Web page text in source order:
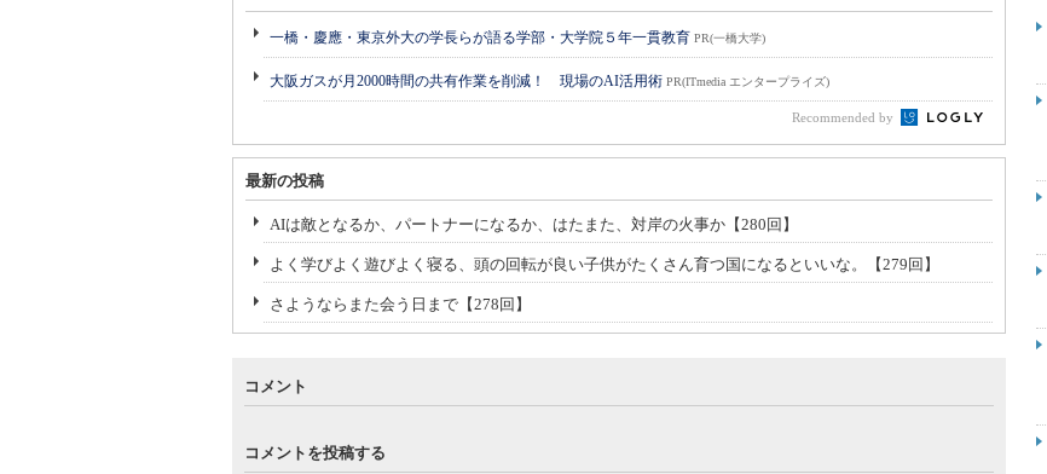
一橋・慶應・東京外大の学長らが語る学部・大学院５年一貫教育 PR(一橋大学)
大阪ガスが月2000時間の共有作業を削減！ 現場のAI活用術 PR(ITmedia エンタープライズ)
Recommended by
最新の投稿
AIは敵となるか、パートナーになるか、はたまた、対岸の火事か【280回】
よく学びよく遊びよく寝る、頭の回転が良い子供がたくさん育つ国になるといいな。【279回】
さようならまた会う日まで【278回】
コメント
コメントを投稿する